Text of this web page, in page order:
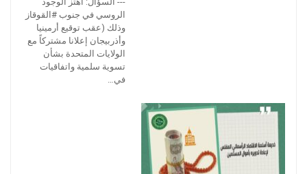
الروسي في جنوب #القوقاز
وذلك (عقب توقيع أرمينيا
وأذربيجان إعلانا مشتركاً مع
الولايات المتحدة بشأن
تسوية سلمية واتفاقيات
في…